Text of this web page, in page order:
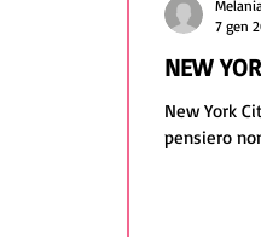
NEW
New York
pensiero
7 gen